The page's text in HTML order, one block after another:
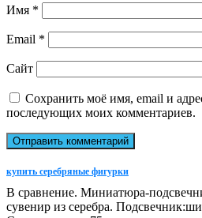
Имя *
Email *
Сайт
Сохранить моё имя, email и
последующих моих комментариев.
купить серебряные фигурки
В сравнение. Миниатюра-
сувенир из серебра.